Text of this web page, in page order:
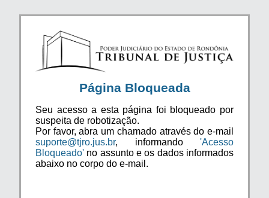
Página Bloqueada
Seu acesso a esta página foi bloqueado por
suspeita de robotização.
Por favor, abra um chamado através do e-mail
suporte@tjro.jus.br, informando 'Acesso
Bloqueado' no assunto e os dados informados
abaixo no corpo do e-mail.